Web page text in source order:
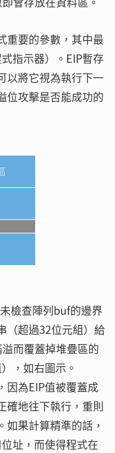
重要的參數，其中最
指示器）。EIP暫存
以將它視為執行下一
位攻擊是否能成功的
檢查陣列buf的邊界
（超過32位元組）給
而覆蓋掉堆疊區的
，如右圖示。
因為EIP值被覆蓋成
確地往下執行，重則
果計算精準的話，
址，而使得程式在